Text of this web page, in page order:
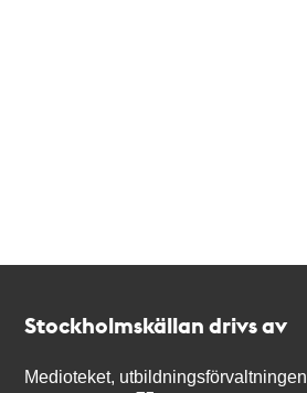
Stockholmskällan drivs av
Medioteket, utbildningsförvaltningen